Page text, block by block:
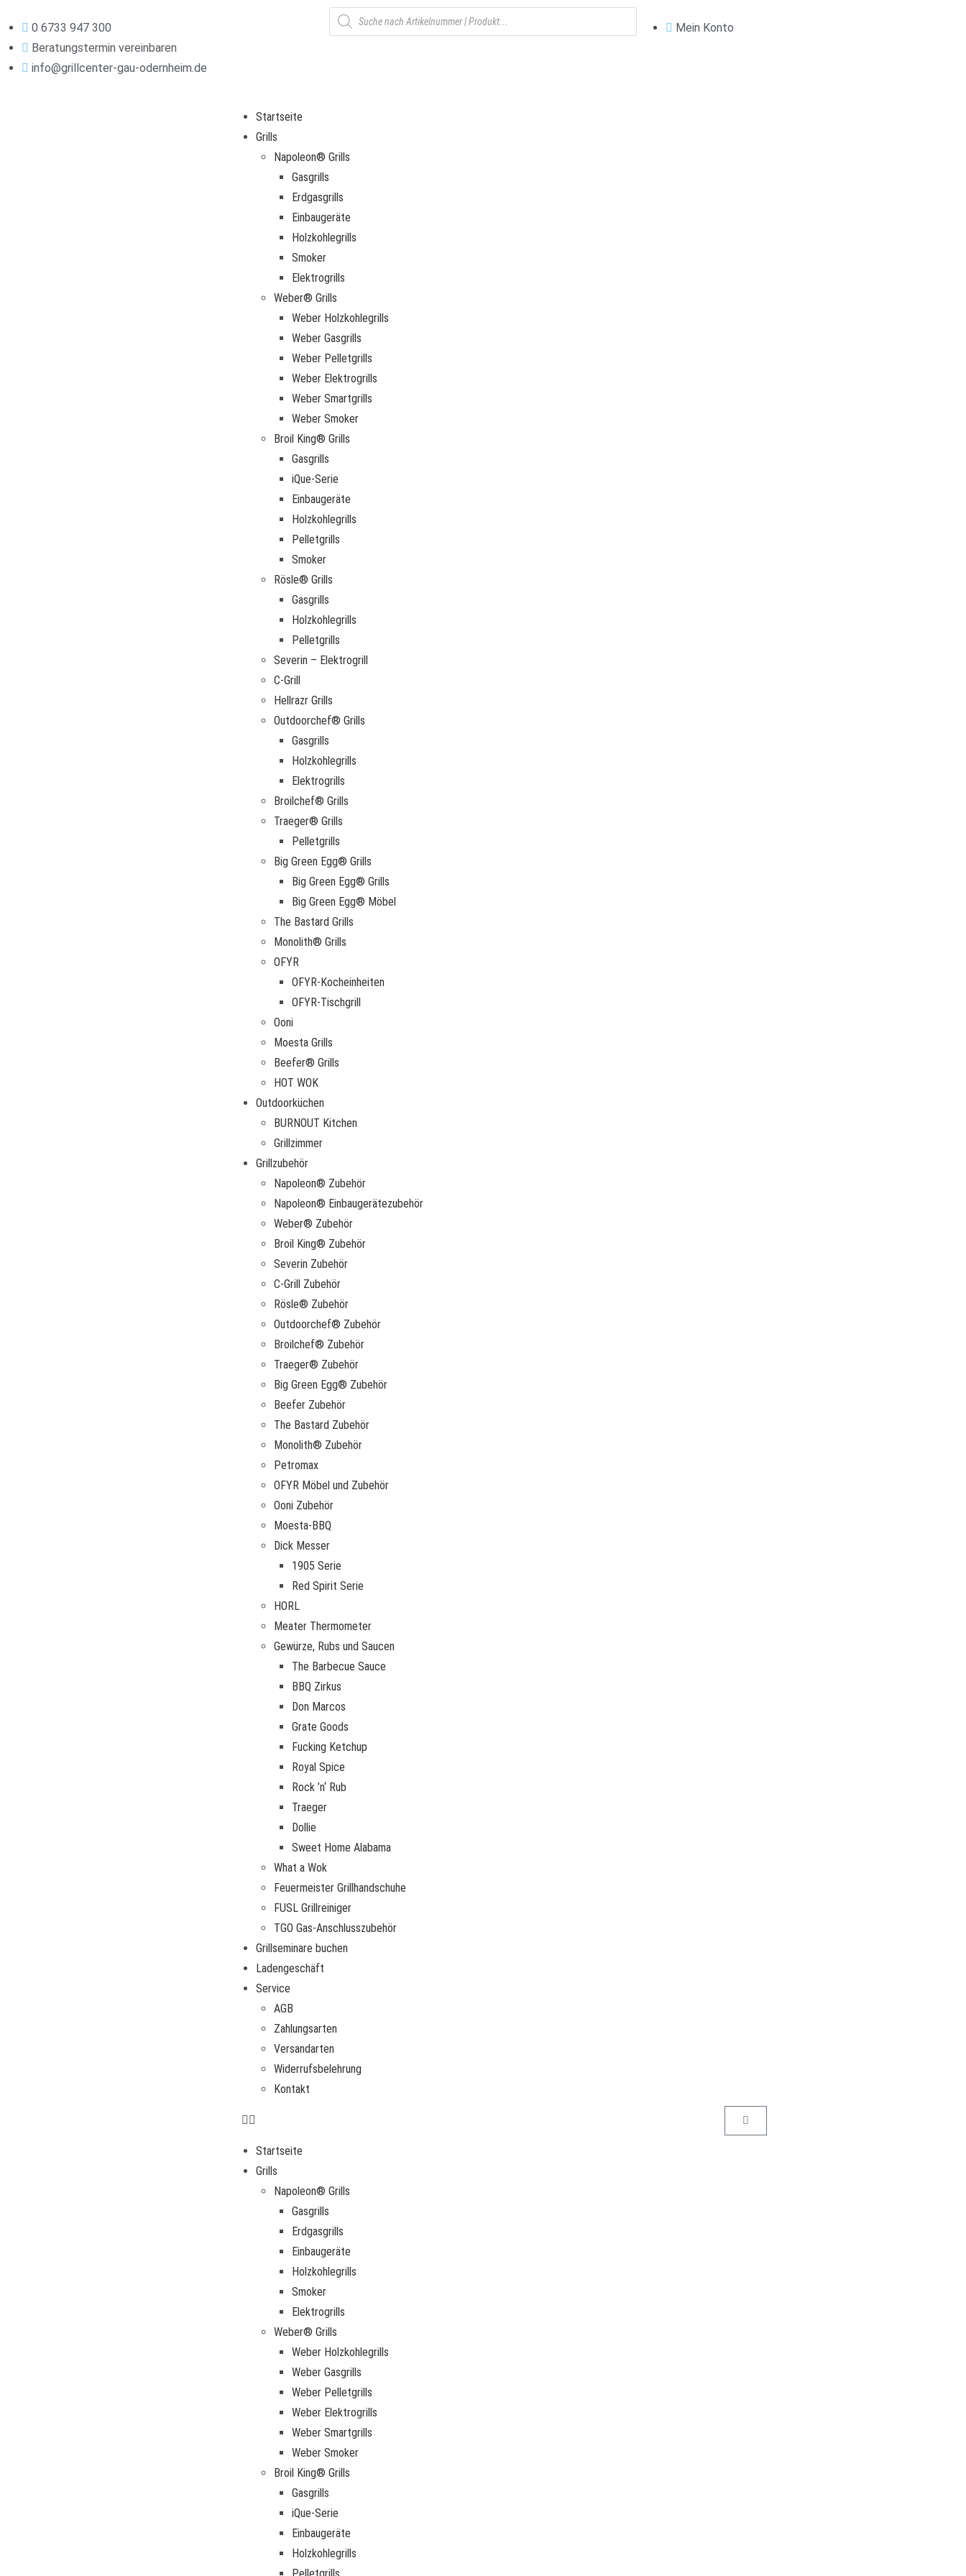
0 6733 947 300
Beratungstermin vereinbaren
info@grillcenter-gau-odernheim.de
Mein Konto
Startseite
Grills
Napoleon® Grills
Gasgrills
Erdgasgrills
Einbaugeräte
Holzkohlegrills
Smoker
Elektrogrills
Weber® Grills
Weber Holzkohlegrills
Weber Gasgrills
Weber Pelletgrills
Weber Elektrogrills
Weber Smartgrills
Weber Smoker
Broil King® Grills
Gasgrills
iQue-Serie
Einbaugeräte
Holzkohlegrills
Pelletgrills
Smoker
Rösle® Grills
Gasgrills
Holzkohlegrills
Pelletgrills
Severin – Elektrogrill
C-Grill
Hellrazr Grills
Outdoorchef® Grills
Gasgrills
Holzkohlegrills
Elektrogrills
Broilchef® Grills
Traeger® Grills
Pelletgrills
Big Green Egg® Grills
Big Green Egg® Grills
Big Green Egg® Möbel
The Bastard Grills
Monolith® Grills
OFYR
OFYR-Kocheinheiten
OFYR-Tischgrill
Ooni
Moesta Grills
Beefer® Grills
HOT WOK
Outdoorküchen
BURNOUT Kitchen
Grillzimmer
Grillzubehör
Napoleon® Zubehör
Napoleon® Einbaugerätezubehör
Weber® Zubehör
Broil King® Zubehör
Severin Zubehör
C-Grill Zubehör
Rösle® Zubehör
Outdoorchef® Zubehör
Broilchef® Zubehör
Traeger® Zubehör
Big Green Egg® Zubehör
Beefer Zubehör
The Bastard Zubehör
Monolith® Zubehör
Petromax
OFYR Möbel und Zubehör
Ooni Zubehör
Moesta-BBQ
Dick Messer
1905 Serie
Red Spirit Serie
HORL
Meater Thermometer
Gewürze, Rubs und Saucen
The Barbecue Sauce
BBQ Zirkus
Don Marcos
Grate Goods
Fucking Ketchup
Royal Spice
Rock ’n‘ Rub
Traeger
Dollie
Sweet Home Alabama
What a Wok
Feuermeister Grillhandschuhe
FUSL Grillreiniger
TGO Gas-Anschlusszubehör
Grillseminare buchen
Ladengeschäft
Service
AGB
Zahlungsarten
Versandarten
Widerrufsbelehrung
Kontakt
Startseite
Grills
Napoleon® Grills
Gasgrills
Erdgasgrills
Einbaugeräte
Holzkohlegrills
Smoker
Elektrogrills
Weber® Grills
Weber Holzkohlegrills
Weber Gasgrills
Weber Pelletgrills
Weber Elektrogrills
Weber Smartgrills
Weber Smoker
Broil King® Grills
Gasgrills
iQue-Serie
Einbaugeräte
Holzkohlegrills